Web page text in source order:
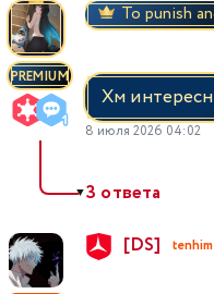
PREMIUM
To punish
Хм
8 июля 2026 04:02
▼3 ответа
[DS] tenhim